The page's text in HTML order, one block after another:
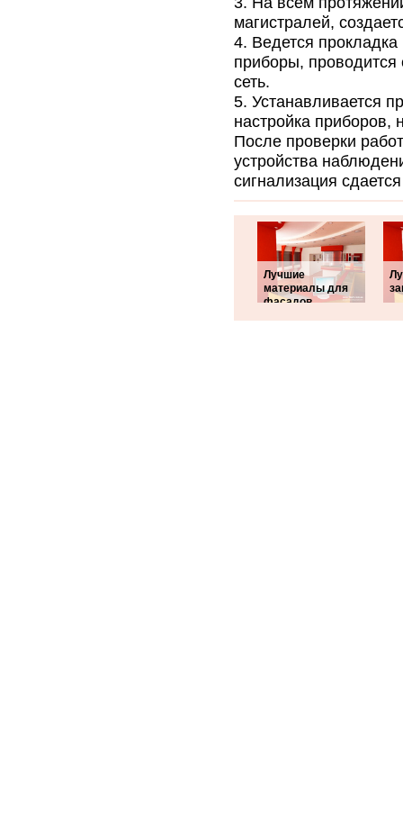
магистралей,
Ведется
приборы,
сеть.
Устанавливается
настройка приборов,
После проверки
устройства
сигнализация
Лучшие
материалы для
фасадов